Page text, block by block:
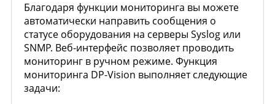
Благодаря функции мониторинга вы можете
автоматически направить сообщения о
статусе оборудования на серверы Syslog или
SNMP. Веб-интерфейс позволяет проводить
мониторинг в ручном режиме. Функция
мониторинга DP-Vision выполняет следующие
задачи: